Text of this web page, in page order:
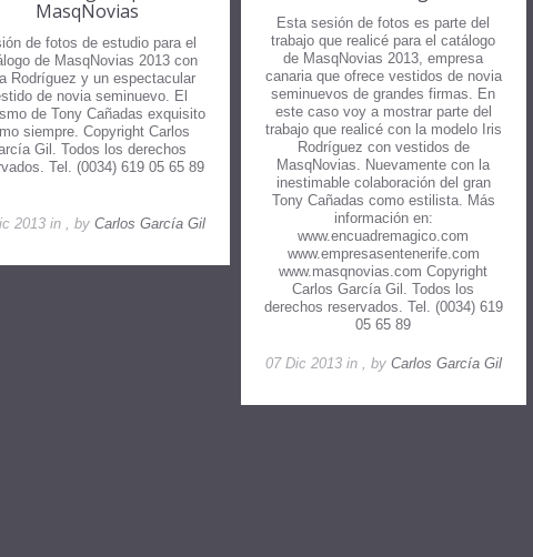
MasqNovias
de fotos de estudio para el
de MasqNovias 2013 con
Rodríguez y un espectacular
de novia seminuevo. El
de Tony Cañadas exquisito
siempre. Copyright Carlos
Gil. Todos los derechos
Tel. (0034) 619 05 65 89
2013 in , by Carlos García Gil
Esta sesión de fotos es parte del
trabajo que realicé para el catálogo
de MasqNovias 2013, empresa
canaria que ofrece vestidos de novia
seminuevos de grandes firmas. En
este caso voy a mostrar parte del
trabajo que realicé con la modelo Iris
Rodríguez con vestidos de
MasqNovias. Nuevamente con la
inestimable colaboración del gran
Tony Cañadas como estilista. Más
información en:
www.encuadremagico.com
www.empresasentenerife.com
www.masqnovias.com Copyright
Carlos García Gil. Todos los
derechos reservados. Tel. (0034) 619
05 65 89
07 Dic 2013 in , by Carlos García Gil